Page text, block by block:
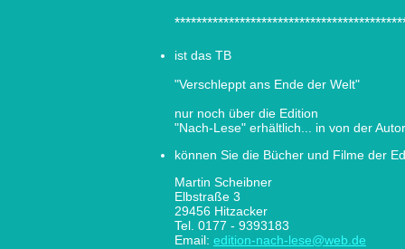
ist das TB
"Verschleppt ans Ende der Welt"
nur noch über die Edition
"Nach-Lese" erhältlich... in von der
können Sie die Bücher und Filme der
Martin Scheibner
Elbstraße 3
29456 Hitzacker
Tel. 0177 - 9393183
Email: edition-nach-lese@web.de